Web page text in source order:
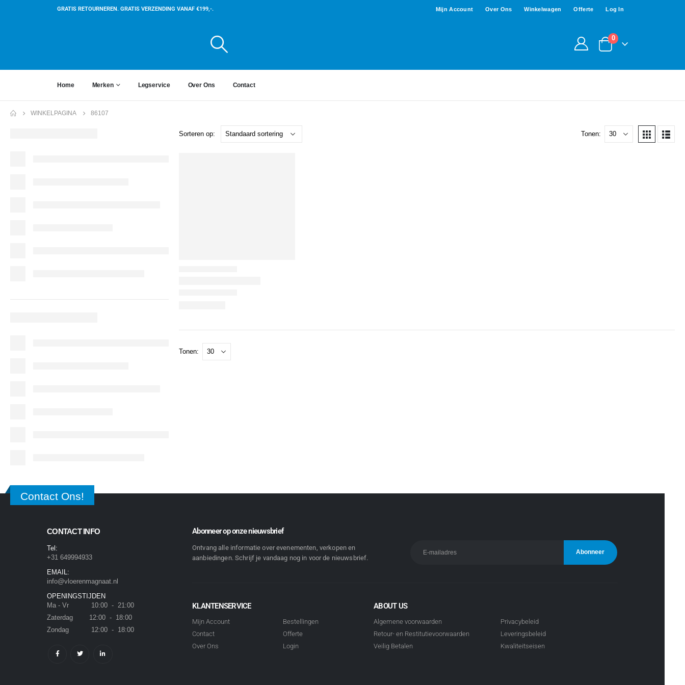
GRATIS RETOURNEREN. GRATIS VERZENDING VANAF €199,-. Mijn Account Over Ons Winkelwagen Offerte Log In
0
Home Merken Legservice Over Ons Contact
WINKELPAGINA 86107
Sorteren op: Tonen:
Tonen:
Contact Ons!
CONTACT INFO
Tel:
+31 649994933
EMAIL:
info@vloerenmagnaat.nl
OPENINGSTIJDEN
Ma - Vr 10:00 - 21:00
Zaterdag 12:00 - 18:00
Zondag 12:00 - 18:00
Abonneer op onze nieuwsbrief
Ontvang alle informatie over evenementen, verkopen en
aanbiedingen. Schrijf je vandaag nog in voor de nieuwsbrief.
KLANTENSERVICE
Mijn Account
Contact
Over Ons
Bestellingen
Offerte
Login
ABOUT US
Algemene voorwaarden
Retour- en Restitutievoorwaarden
Veilig Betalen
Privacybeleid
Leveringsbeleid
Kwaliteitseisen